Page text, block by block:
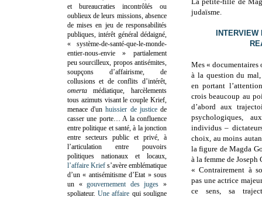
judaïsme.
Mes « documentaires
à la question du mal,
en portant
crois beaucoup au
d’abord aux
psychologiques,
individus –
choix, au moins
la figure de Magda
à la femme de Joseph
« Contrairement à
pas une actrice
ce sens, sa
et bureaucraties incontrôlés ou
oublieux de leurs missions, absence
de mises en jeu de responsabilités
publiques, intérêt général dédaigné,
« système-de-santé-que-le-monde-
entier-nous-envie » partialement
peu sourcilleux, propos antisémites,
soupçons d’affairisme, de
collusions et de conflits d’intérêt,
omertamédiatique, harcèlements
tous azimuts visant le couple Krief,
menace d'unhuissier de justicede
casser une porte… A la confluence
entre politique et santé, à la jonction
entre secteurs public et privé, à
l’articulation entre pouvoirs
politiques nationaux et locaux,
l’affaire Krief s’avère emblématique
d’un « antisémitisme d’Etat » sous
un «gouvernement des juges »
spoliateur.Une affaire qui souligne